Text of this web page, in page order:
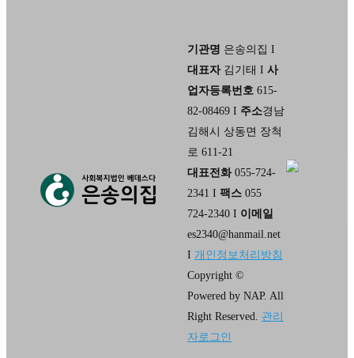
기관명 은송의집 I
대표자김기태 I 사
업자등록번호 615-
82-08469 I 주소경남
김해시 상동면 장척
로 611-21
대표전화055-724-
2341 I 팩스 055
724-2340 I 이메일
es2340@hanmail.net
I 개인정보처리방침
Copyright ©
Powered by NAP. All
Right Reserved. 관리
자로그인